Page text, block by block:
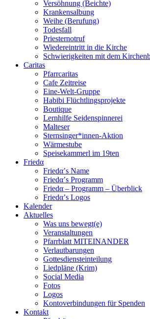
Versöhnung (Beichte)
Krankensalbung
Weihe (Berufung)
Todesfall
Priesternotruf
Wiedereintritt in die Kirche
Schwierigkeiten mit dem
Caritas
Pfarrcaritas
Cafe Zeitreise
Eine-Welt-Gruppe
Habibi Flüchtlingsprojekte
Boutique
Lernhilfe Seidenspinnerei
Malteser
Sternsinger*innen-Aktion
Wärmestube
Speisekammerl im 19ten
Friedα
Friedα’s Name
Friedα’s Programm
Friedα – Programm – Überblick
Friedα’s Logos
Kalender
Aktuelles
Was uns bewegt(e)
Veranstaltungen
Pfarrblatt MITEINANDER
Verlautbarungen
Gottesdiensteinteilung
Liedpläne (Krim)
Social Media
Fotos
Logos
Kontoverbindungen für Spenden
Kontakt